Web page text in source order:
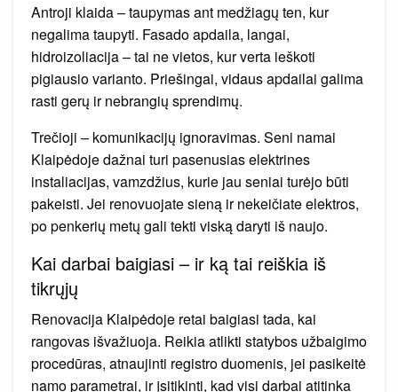
Antroji klaida – taupymas ant medžiagų ten, kur
negalima taupyti. Fasado apdaila, langai,
hidroizoliacija – tai ne vietos, kur verta ieškoti
pigiausio varianto. Priešingai, vidaus apdailai galima
rasti gerų ir nebrangių sprendimų.
Trečioji – komunikacijų ignoravimas. Seni namai
Klaipėdoje dažnai turi pasenusias elektrines
instaliacijas, vamzdžius, kurie jau seniai turėjo būti
pakeisti. Jei renovuojate sieną ir nekeičiate elektros,
po penkerių metų gali tekti viską daryti iš naujo.
Kai darbai baigiasi – ir ką tai reiškia iš
tikrųjų
Renovacija Klaipėdoje retai baigiasi tada, kai
rangovas išvažiuoja. Reikia atlikti statybos užbaigimo
procedūras, atnaujinti registro duomenis, jei pasikeitė
namo parametrai, ir įsitikinti, kad visi darbai atitinka